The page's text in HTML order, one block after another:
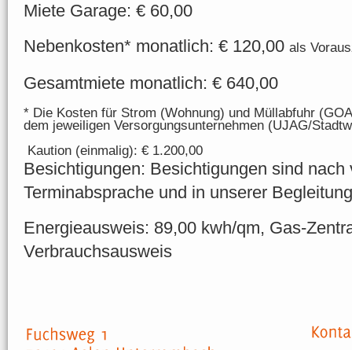
Miete Garage: € 60,00
Nebenkosten* monatlich: € 120,00 als
Gesamtmiete monatlich: € 640,00
* Die Kosten für Strom (Wohnung) und Müllabfuhr
dem jeweiligen Versorgungsunternehmen (UJAG/
Kaution (einmalig): € 1.200,00
Besichtigungen: Besichtigungen sind nach
Terminabsprache und in unserer
Energieausweis: 89,00 kwh/qm, Gas-
Verbrauchsausweis